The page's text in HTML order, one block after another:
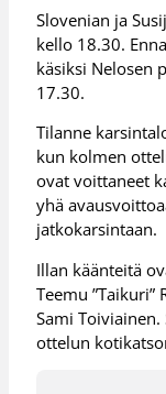
Slovenian ja
kello 18.30.
käsiksi Nelosen
17.30.
Tilanne
kun kolmen
ovat voittaneet
yhä
jatkokarsintaan.
Illan käänteitä
Teemu
Sami
ottelun